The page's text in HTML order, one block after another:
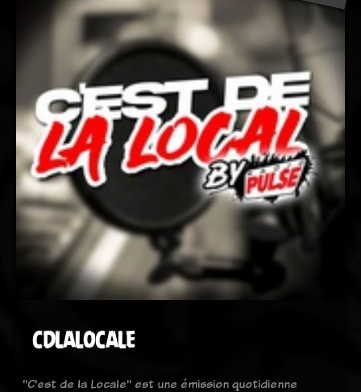
CDLALOCALE
"C'est de la Locale" est une émission quotidienne